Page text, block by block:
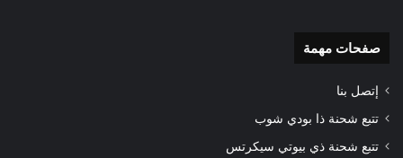
صفحات مهمة
إتصل بنا
تتبع شحنة ذا بودي شوب
تتبع شحنة ذي بيوتي سيكرتس